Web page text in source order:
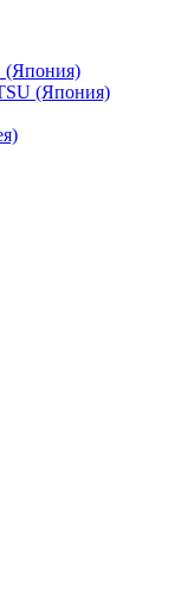
(Япония)
(Япония)